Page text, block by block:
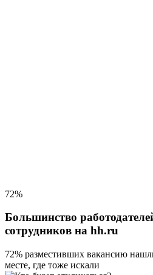
72%
Большинство
сотрудников на hh.ru
72% разместивших вакансию
месте, где тоже искали